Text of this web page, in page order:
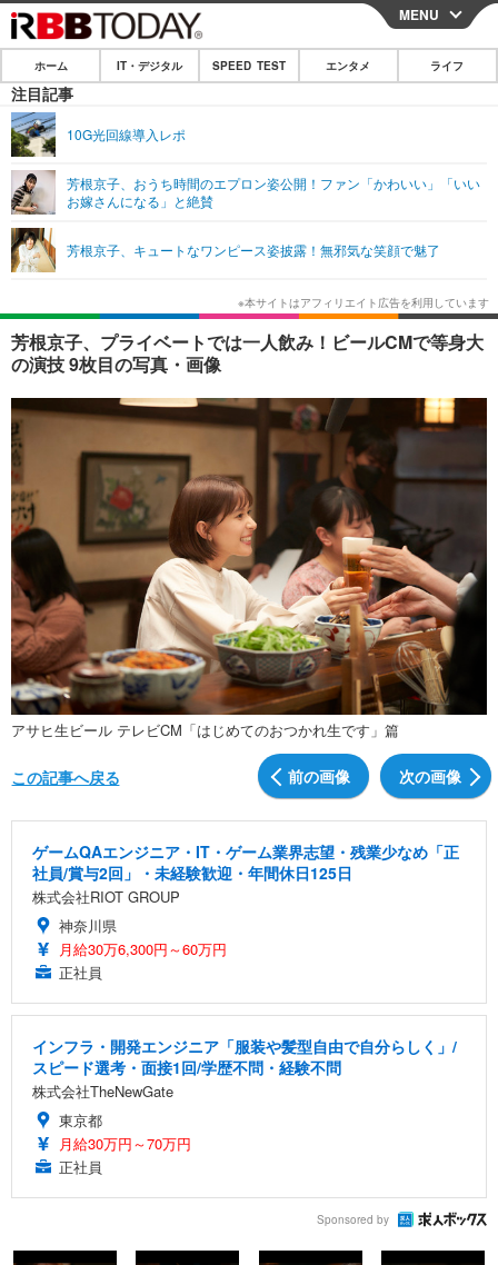
CLOSE
ホーム
IT・デジタル
ネタ
ショッピング その他
SPEED TEST
エンタメ
エンタメTOP 映画・ドラマ
韓国・芸能
音楽 スポーツ
その他
ライフ
ライフTOP グルメ
ペット ショッピング
その他
リリース一覧
プッシュ通知の停止方法
MENU
ホーム IT・デジタル SPEED TEST エンタメ ライフ
注目記事
10G光回線導入レポ
芳根京子、おうち時間のエプロン姿公開！ファン「かわいい」「いい
お嫁さんになる」と絶賛
芳根京子、キュートなワンピース姿披露！無邪気な笑顔で魅了
芳根京子、プライベートでは一人飲み！ビールCMで等身大
の演技 9枚目の写真・画像
アサヒ生ビール テレビCM「はじめてのおつかれ生です」篇
前の画像 次の画像
この記事へ戻る
ゲームQAエンジニア・IT・ゲーム業界志望・残業少なめ「正
社員/賞与2回」・未経験歓迎・年間休日125日
株式会社RIOT GROUP
神奈川県
月給30万6,300円～60万円
正社員
インフラ・開発エンジニア「服装や髪型自由で自分らしく」/
スピード選考・面接1回/学歴不問・経験不問
株式会社TheNewGate
東京都
月給30万円～70万円
正社員
Sponsored by